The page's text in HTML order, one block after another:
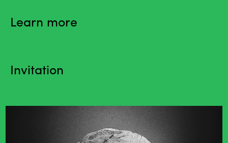
Learn more
Invitation